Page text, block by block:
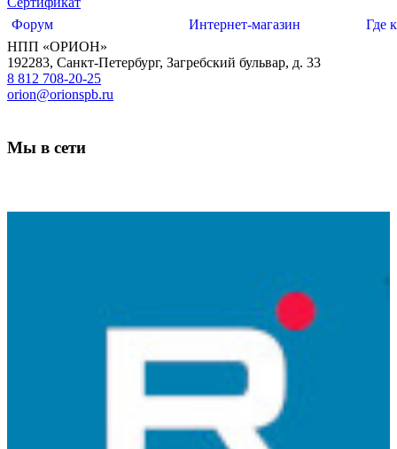
Форум
Интернет-магазин
Где
НПП «ОРИОН»
192283, Санкт-Петербург, Загребский бульвар, д. 33
8 812 708-20-25
orion@orionspb.ru
Мы в сети